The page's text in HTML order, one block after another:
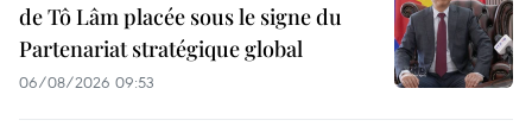
de Tô Lâm placée sous le signe du
Partenariat stratégique global
06/08/2026 09:53